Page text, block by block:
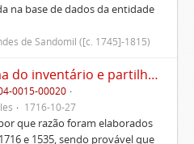
na base de dados da entidade
de Sandomil ([c. 1745]-1815)
Pública-forma do inventário e partilhas dos bens de Vasco Queimado
0015-00020
1716-10-27
que razão foram elaborados
e 1535, sendo provável que